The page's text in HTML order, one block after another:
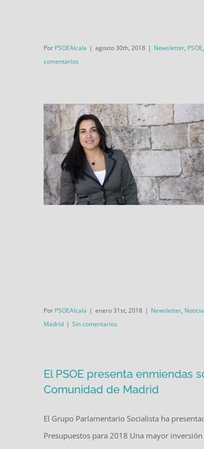
de Ferias del PSOE de Alcalá
Por PSOEAlcala | agosto 30th, 2018 | Newsletter, PSOE,
comentarios
del PSOE de Alcalá
Por PSOEAlcala | enero 31st, 2018 | Newsletter,
Madrid | Sin comentarios
El PSOE presenta enmiendas
Comunidad de Madrid
El Grupo Parlamentario Socialista ha
Presupuestos para 2018 Una mayor